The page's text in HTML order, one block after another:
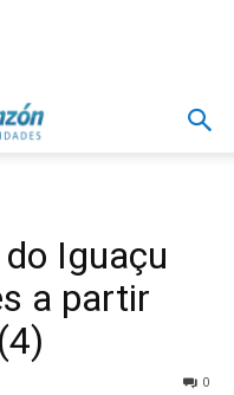
Iguaçu
a partir
0